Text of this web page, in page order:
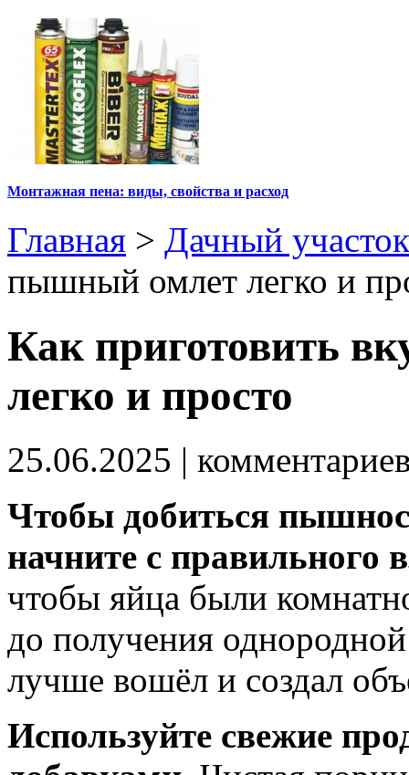
Монтажная пена: виды, свойства и расход
Главная > Дачный участок
пышный омлет легко и
Как приготовить
легко и просто
25.06.2025 |
Чтобы добиться
начните с правильного
чтобы яйца были
до получения
лучше вошёл и создал
Используйте свежие